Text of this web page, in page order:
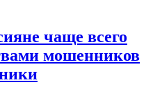
чаще всего
мошенников